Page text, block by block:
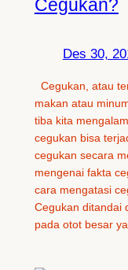
Cegukan?
Des 30,
Cegukan, atau
makan atau
tiba kita
cegukan bisa
cegukan secara
mengenai fakta
cara mengatasi
Cegukan ditandai
pada otot besar